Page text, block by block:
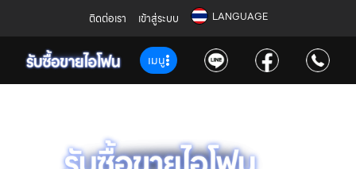
ติดต่อเรา เข้าสู่ระบบ LANGUAGE
เมนู